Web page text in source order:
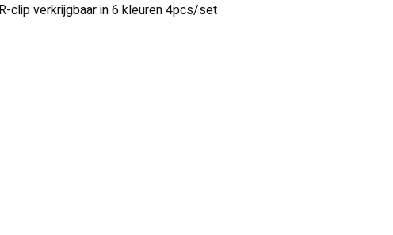
clip verkrijgbaar in 6 kleuren 4pcs/set